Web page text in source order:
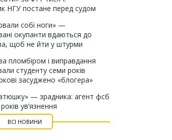
НГУ постане перед судом
собі ноги» —
окупанти вдаються до
щоб не йти у штурми
пломбіром і виправдання
студенту семи років
засуджено «блогера»
— зрадника: агент фсб
ув’язнення
ВСІ НОВИНИ